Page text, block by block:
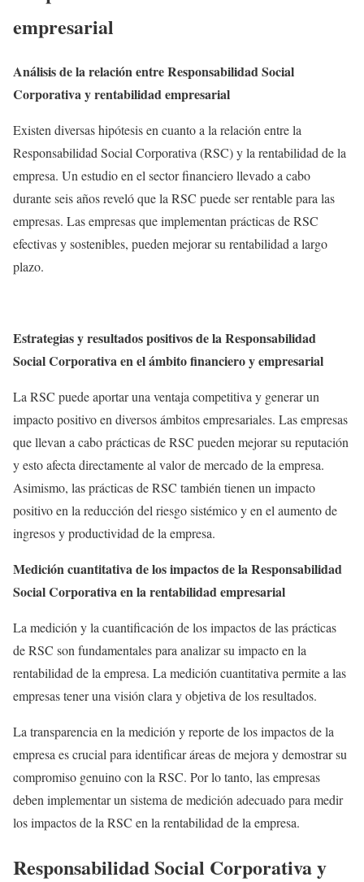
empresarial
Análisis de la relación entre Responsabilidad Social
Corporativa y rentabilidad empresarial
Existen diversas hipótesis en cuanto a la relación entre la
Responsabilidad Social Corporativa (RSC) y la rentabilidad de la
empresa. Un estudio en el sector financiero llevado a cabo
durante seis años reveló que la RSC puede ser rentable para las
empresas. Las empresas que implementan prácticas de RSC
efectivas y sostenibles, pueden mejorar su rentabilidad a largo
plazo.
Estrategias y resultados positivos de la Responsabilidad
Social Corporativa en el ámbito financiero y empresarial
La RSC puede aportar una ventaja competitiva y generar un
impacto positivo en diversos ámbitos empresariales. Las empresas
que llevan a cabo prácticas de RSC pueden mejorar su reputación
y esto afecta directamente al valor de mercado de la empresa.
Asimismo, las prácticas de RSC también tienen un impacto
positivo en la reducción del riesgo sistémico y en el aumento de
ingresos y productividad de la empresa.
Medición cuantitativa de los impactos de la Responsabilidad
Social Corporativa en la rentabilidad empresarial
La medición y la cuantificación de los impactos de las prácticas
de RSC son fundamentales para analizar su impacto en la
rentabilidad de la empresa. La medición cuantitativa permite a las
empresas tener una visión clara y objetiva de los resultados.
La transparencia en la medición y reporte de los impactos de la
empresa es crucial para identificar áreas de mejora y demostrar su
compromiso genuino con la RSC. Por lo tanto, las empresas
deben implementar un sistema de medición adecuado para medir
los impactos de la RSC en la rentabilidad de la empresa.
Responsabilidad Social Corporativa y